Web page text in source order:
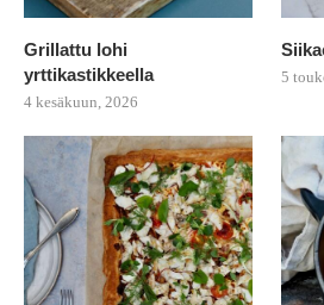
Grillattu lohi
yrttikastikkeella
4 kesäkuun, 2026
5